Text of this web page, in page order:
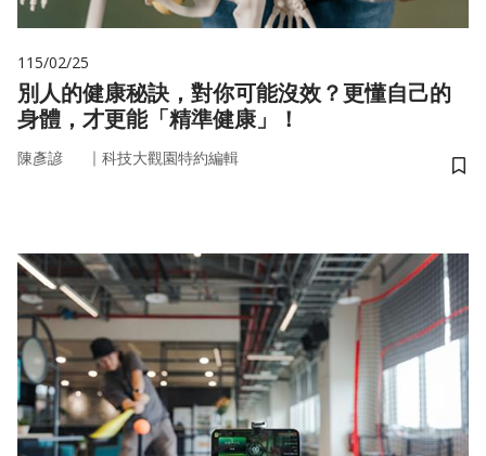
115/02/25
別人的健康秘訣，對你可能沒效？更懂自己的
身體，才更能「精準健康」！
陳彥諺 ｜ 科技大觀園特約編輯
儲